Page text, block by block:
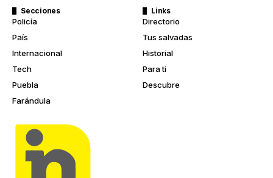
Secciones
Policía
País
Internacional
Tech
Puebla
Farándula
Links
Directorio
Tus salvadas
Historial
Para ti
Descubre